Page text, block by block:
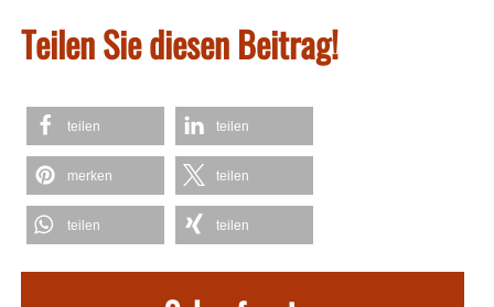
Teilen Sie diesen Beitrag!
teilen teilen
merken teilen
teilen teilen